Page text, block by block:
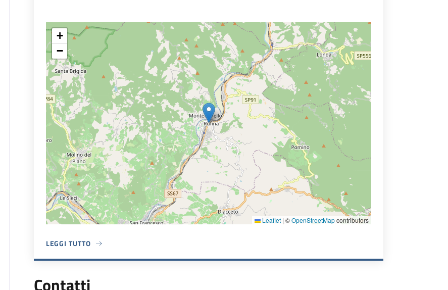
+
−
Leaflet | ©OpenStreetMapcontributors
LEGGI TUTTO
A PROPOSITO DI MUNICIPIO
Contatti